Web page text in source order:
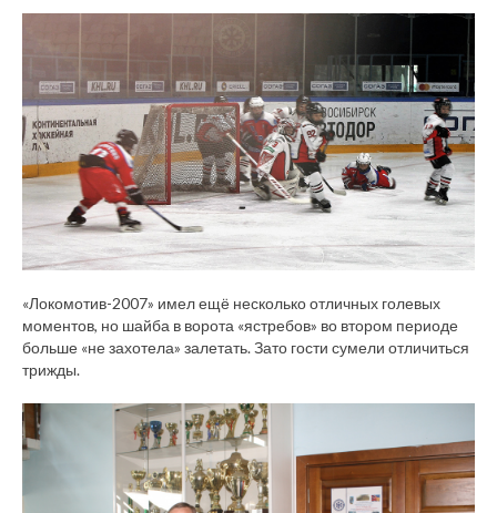
«Локомотив-2007» имел ещё несколько отличных голевых
моментов, но шайба в ворота «ястребов» во втором периоде
больше «не захотела» залетать. Зато гости сумели отличиться
трижды.